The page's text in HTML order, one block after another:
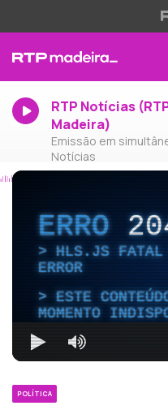
RTP Notícias
Madeira)
Emissão em
Notícias
ERRO
HLS.JS FATAL
ERROR
ESTE
MOMENTO
POLÍTICA